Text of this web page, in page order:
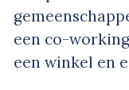
een co-
een winkel en